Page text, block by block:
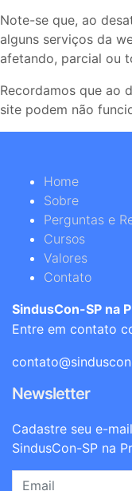
Note-se que, ao
alguns serviços da
afetando, parcial ou
Recordamos que ao
site podem não
Home
Sobre
Perguntas e
Cursos
Valores
Contato
SindusCon-SP na
Entre em contato
Newsletter
Cadastre seu e-
SindusCon-SP na